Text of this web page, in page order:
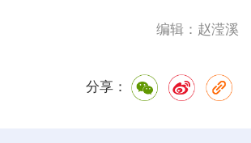
编辑：赵滢溪
分享：